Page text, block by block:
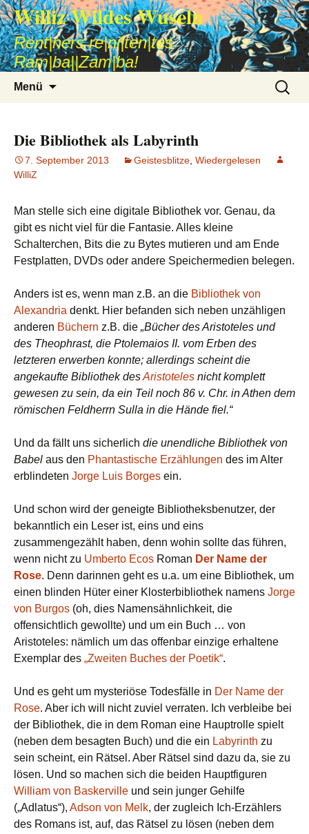
Williz Wildes Wuseln
Rent|ners re|ni|ten|tes
Ram|ba||Zam|ba!
Menü
Suche
nach:
Die Bibliothek als Labyrinth
7. September 2013 Geistesblitze Wiedergelesen
WilliZ
Man stelle sich eine digitale Bibliothek vor. Genau, da
gibt es nicht viel für die Fantasie. Alles kleine
Schalterchen, Bits die zu Bytes mutieren und am Ende
Festplatten, DVDs oder andere Speichermedien belegen.
Anders ist es, wenn man z.B. an die Bibliothek von
Alexandria denkt. Hier befanden sich neben unzähligen
anderen Büchern z.B. die „Bücher des Aristoteles und
des Theophrast, die Ptolemaios II. vom Erben des
letzteren erwerben konnte; allerdings scheint die
angekaufte Bibliothek desAristoteles nicht komplett
gewesen zu sein, da ein Teil noch 86 v. Chr. in Athen dem
römischen Feldherrn Sulla in die Hände fiel.“
Und da fällt uns sicherlich die unendliche Bibliothek von
Babel aus den Phantastische Erzählungen des im Alter
erblindeten Jorge Luis Borges ein.
Und schon wird der geneigte Bibliotheksbenutzer, der
bekanntlich ein Leser ist, eins und eins
zusammengezählt haben, denn wohin sollte das führen,
wenn nicht zu Umberto Ecos Roman Der Name der
Rose. Denn darinnen geht es u.a. um eine Bibliothek, um
einen blinden Hüter einer Klosterbibliothek namens Jorge
von Burgos (oh, dies Namensähnlichkeit, die
offensichtlich gewollte) und um ein Buch … von
Aristoteles: nämlich um das offenbar einzige erhaltene
Exemplar des „Zweiten Buches der Poetik“.
Und es geht um mysteriöse Todesfälle in Der Name der
Rose. Aber ich will nicht zuviel verraten. Ich verbleibe bei
der Bibliothek, die in dem Roman eine Hauptrolle spielt
(neben dem besagten Buch) und die ein Labyrinth zu
sein scheint, ein Rätsel. Aber Rätsel sind dazu da, sie zu
lösen. Und so machen sich die beiden Hauptfiguren
William von Baskerville und sein junger Gehilfe
(„Adlatus“), Adson von Melk, der zugleich Ich-Erzählers
des Romans ist, auf, das Rätsel zu lösen (neben dem